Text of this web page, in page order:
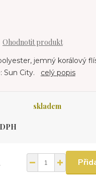
Ohodnotit produkt
jemný korálový
Sun City. celý popis
skladem